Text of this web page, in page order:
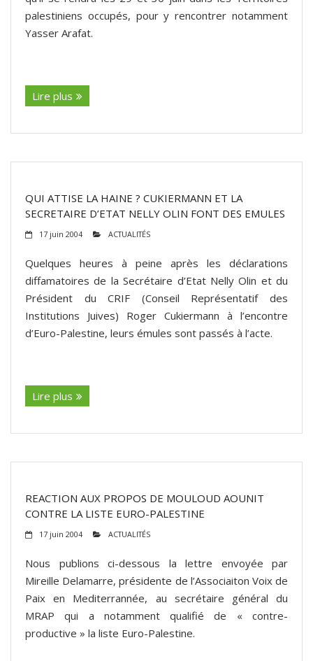
palestiniens occupés, pour y rencontrer notamment
Yasser Arafat.
Lire plus
QUI ATTISE LA HAINE ? CUKIERMANN ET LA
SECRETAIRE D’ETAT NELLY OLIN FONT DES EMULES
17 juin 2004 ACTUALITÉS
Quelques heures à peine après les déclarations
diffamatoires de la Secrétaire d’Etat Nelly Olin et du
Président du CRIF (Conseil Représentatif des
Institutions Juives) Roger Cukiermann à l’encontre
d’Euro-Palestine, leurs émules sont passés à l’acte.
Lire plus
REACTION AUX PROPOS DE MOULOUD AOUNIT
CONTRE LA LISTE EURO-PALESTINE
17 juin 2004 ACTUALITÉS
Nous publions ci-dessous la lettre envoyée par
Mireille Delamarre, présidente de l’Associaiton Voix de
Paix en Mediterrannée, au secrétaire général du
MRAP qui a notamment qualifié de « contre-
productive » la liste Euro-Palestine.